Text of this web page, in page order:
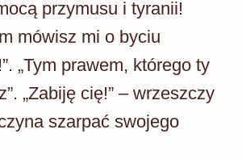
przymusu i tyranii!
mówisz mi o byciu
„Tym prawem, którego ty
„Zabiję cię!” – wrzeszczy
szarpać swojego